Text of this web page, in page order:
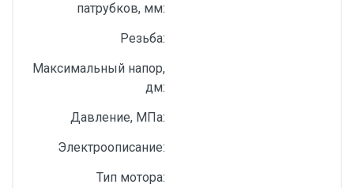
патрубков, мм:
Резьба:
Максимальный напор,
дм:
Давление, МПа:
Электроописание:
Тип мотора: